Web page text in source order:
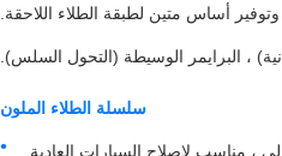
وتوفير أساس متين لطبقة الطلاء اللاحقة.
، البرايمر الوسيطة (التحول السلس).
سلسلة الطلاء الملون
، مناسب لإصلاح السيارات العادية.